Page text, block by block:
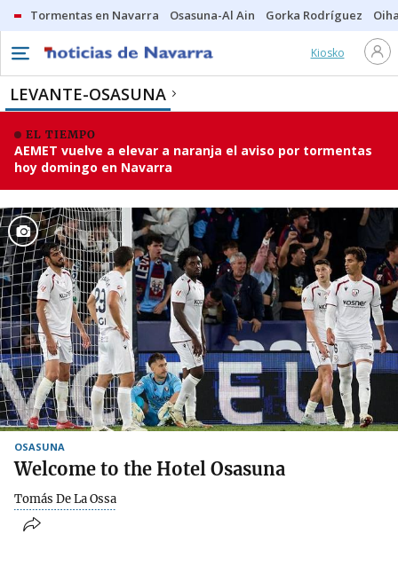
Tormentas en Navarra Osasuna-Al Ain Gorka Rodríguez
Kiosko
LEVANTE-OSASUNA
EL TIEMPO
AEMET vuelve a elevar a naranja el aviso por tormentas
hoy domingo en Navarra
OSASUNA
Welcome to the Hotel Osasuna
Tomás De La Ossa